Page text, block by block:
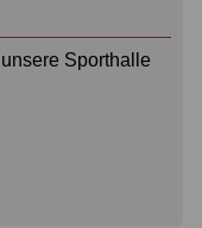
Sporthalle